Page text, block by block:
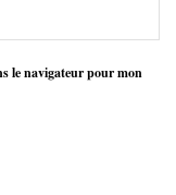
le navigateur pour mon